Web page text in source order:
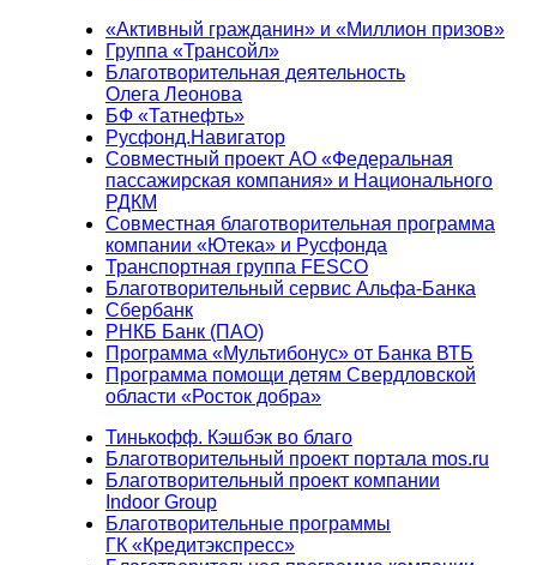
«Активный гражданин» и «Миллион призов»
Группа «Трансойл»
Благотворительная деятельность
Олега Леонова
БФ «Татнефть»
Русфонд.Навигатор
Совместный проект АО «Федеральная
пассажирская компания» и Национального
РДКМ
Совместная благотворительная программа
компании «Ютека» и Русфонда
Транспортная группа FESCO
Благотворительный сервис Альфа-Банка
Сбербанк
РНКБ Банк (ПАО)
Программа «Мультибонус» от Банка ВТБ
Программа помощи детям Свердловской
области «Росток добра»
Тинькофф. Кэшбэк во благо
Благотворительный проект портала mos.ru
Благотворительный проект компании
Indoor Group
Благотворительные программы
ГК «Кредитэкспресс»